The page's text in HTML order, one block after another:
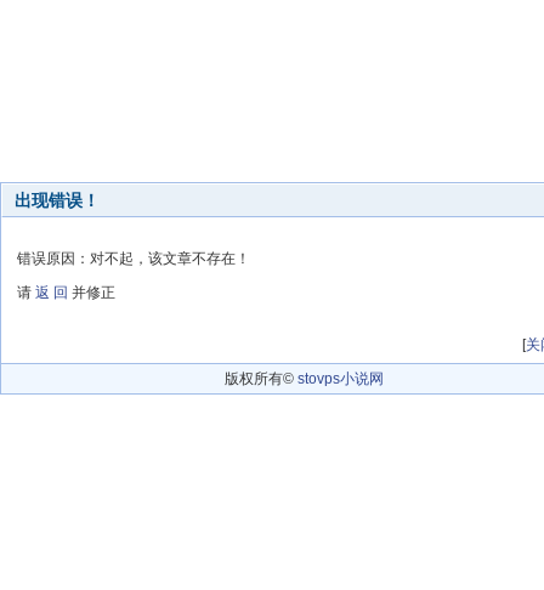
出现错误！
错误原因：对不起，该文章不存在！
请 返 回 并修正
[关
版权所有© stovps小说网